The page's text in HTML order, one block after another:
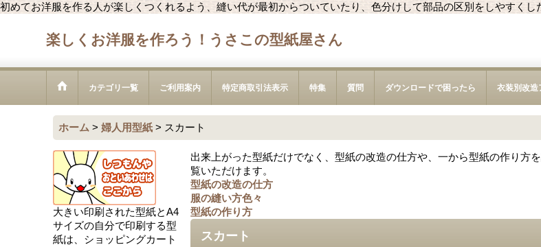
初めてお洋服を作る人が楽しくつくれるよう、縫い代が最初からついていたり、色分けして部品の区別をしやすく
楽しくお洋服を作ろう！うさこの型紙屋さん
カテゴリ一覧 ご利用案内 特定商取引法表示 特集 質問 ダウンロードで困ったら 衣装別改造
ホーム > 婦人用型紙 > スカート
大きい印刷された型紙とA4
サイズの自分で印刷する型
紙は、ショッピングカート
出来上がった型紙だけでなく、型紙の改造の仕方や、一から型紙の作り方
覧いただけます。
型紙の改造の仕方
服の縫い方色々
型紙の作り方
スカート